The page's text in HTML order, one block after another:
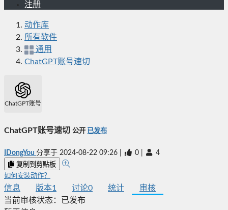
注册
动作库
所有软件
通用
ChatGPT账号速切
ChatGPT账号速切
ChatGPT账号速切 公开 已发布
IDongYou 分享于 2024-08-22 09:26 0 4
复制到剪贴板
如何安装动作？
信息 版本1 讨论0 统计
审核
当前审核状态：
已发布